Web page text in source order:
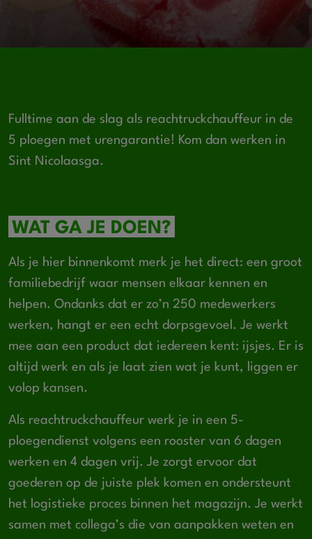
Fulltime aan de slag als reachtruckchauffeur in de
5 ploegen met urengarantie! Kom dan werken in
Sint Nicolaasga.
WAT GA JE DOEN?
Als je hier binnenkomt merk je het direct: een groot
familiebedrijf waar mensen elkaar kennen en
helpen. Ondanks dat er zo’n 250 medewerkers
werken, hangt er een echt dorpsgevoel. Je werkt
mee aan een product dat iedereen kent: ijsjes. Er is
altijd werk en als je laat zien wat je kunt, liggen er
volop kansen.
Als reachtruckchauffeur werk je in een 5-
ploegendienst volgens een rooster van 6 dagen
werken en 4 dagen vrij. Je zorgt ervoor dat
goederen op de juiste plek komen en ondersteunt
het logistieke proces binnen het magazijn. Je werkt
samen met collega’s die van aanpakken weten en